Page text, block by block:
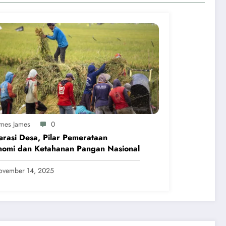
James 0
Desa, Pilar Pemerataan
dan Ketahanan Pangan Nasional
14, 2025